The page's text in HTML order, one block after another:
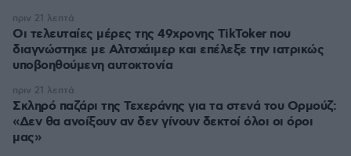
Οι τελευταίες μέρες της 49χρονης TikToker που
διαγνώστηκε με Αλτσχάιμερ και επέλεξε την ιατρικώς
υποβοηθούμενη αυτοκτονία
πριν 21 λεπτά
Σκληρό παζάρι της Τεχεράνης για τα στενά του Ορμούζ:
«Δεν θα ανοίξουν αν δεν γίνουν δεκτοί όλοι οι όροι
μας»
πριν 21 λεπτά